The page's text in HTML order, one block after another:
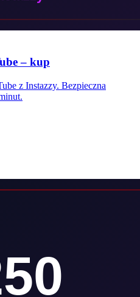
– kup
z Instazzy. Bezpieczna